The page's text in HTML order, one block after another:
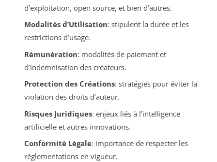
d’exploitation, open source, et bien d’autres.
Modalités d’Utilisation: stipulent la durée et les
restrictions d’usage.
Rémunération: modalités de paiement et
d’indemnisation des créateurs.
Protection des Créations: stratégies pour éviter la
violation des droits d’auteur.
Risques Juridiques: enjeux liés à l’intelligence
artificielle et autres innovations.
Conformité Légale: importance de respecter les
réglementations en vigueur.